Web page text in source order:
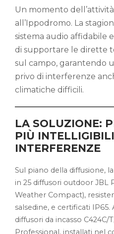
Un momento
all’Ippodromo. La
sistema audio affidabile
di supportare le dirette
sul campo, garantendo
privo di interferenze
climatiche difficili.
LA SOLUZIONE:
PIÙ
INTERFERENZE
Sul piano della diffusione,
in 25 diffusori outdoor JBL
Weather Compact),
salsedine, e certificati
diffusori da incasso C424C/
Professional, installati nel